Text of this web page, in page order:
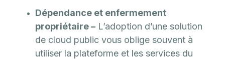
Dépendance et enfermement
propriétaire – L’adoption d’une solution
de cloud public vous oblige souvent à
utiliser la plateforme et les services du